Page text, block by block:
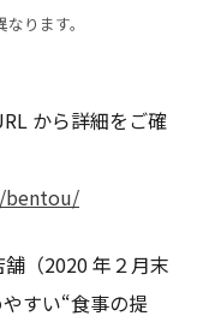
ります。
から詳細をご確
bentou/
（2020 年２月末
すい“食事の提